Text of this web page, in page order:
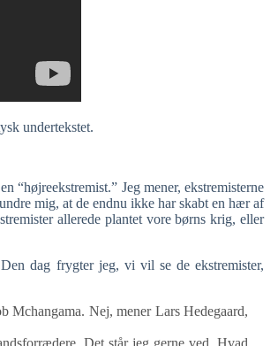
undertekstet.
“højreekstremist.” Jeg mener, ekstremisterne
mig, at de endnu ikke har skabt en hær af
allerede plantet vore børns krig, eller
dag frygter jeg, vi vil se de ekstremister,
Mchangama. Nej, mener Lars Hedegaard,
Det står jeg gerne ved. Hvad